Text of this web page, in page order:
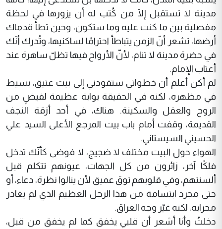
مدينة لا تستقبل إلّا من كُتب له أن يزورها في لحظة
مفصلية بين ما كنت عليه وما ستكون، وحين تطأ قدماك
أرضها، تشعر أنّ الزمن يتباطأ احترامًا لساكنيها، وتُدرك أنّك
في حضرة مدينة لا تنام، لأنّ الأرواح فيها تظلّ ساهرة عند
أعتاب الإمام.
لم أكن أعلم أن خطواتي ستقودني إلى بيت عتيق، بسيط
في مظهره، لكنه في الحقيقة بوابة عظيمة لفيضٍ من
الروح والعقل والسكينة. هناك، في أحد أزقة النجف
القديمة، وقفت أمام باب بيت المرجع الأعلى السيد علي
الحسيني السيستاني.
الهواء حول البيت مختلف لا ضجيج، لا فوضى كأنّك تدخل
فلكًا آخر، زائرون من كل الجهات، عيونهم تتكلم قبل
ألسنتهم، وفي قلوبهم توق عميق لأن ينالوا نظرة، دعاء، أو
حتى مجرد ابتسامة من هذا الرجل العظيم الذي لم يغادر
محرابه، لكنه غيّر وجه العراق.
دخلتُ وأنا أشعر أن قلبي يخفق كما لم يخفق من قبل،